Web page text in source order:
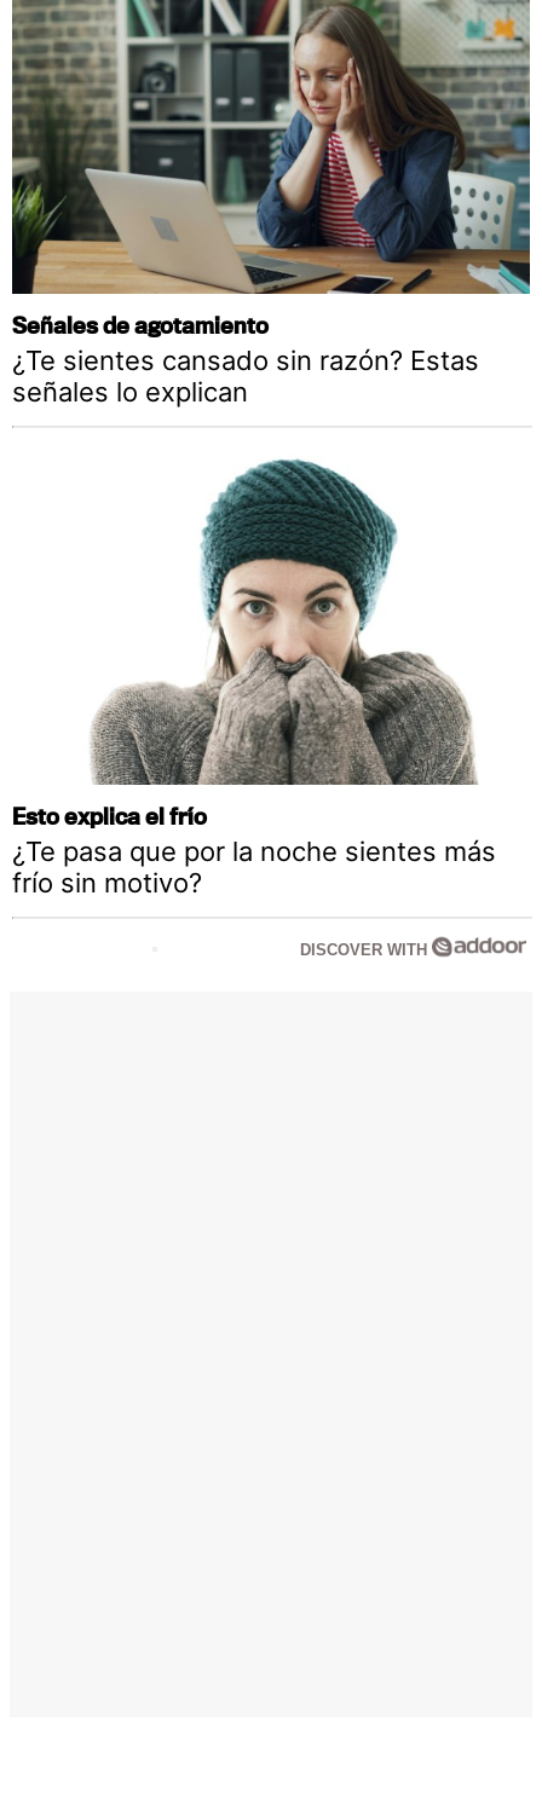
Señales de agotamiento
¿Te sientes cansado sin razón? Estas
señales lo explican
Esto explica el frío
¿Te pasa que por la noche sientes más
frío sin motivo?
DISCOVER WITH